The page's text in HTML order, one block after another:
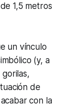
1,5 metros
un vínculo
(y, a
de
con la